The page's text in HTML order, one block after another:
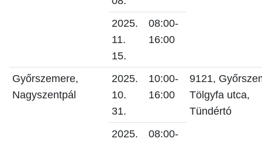
2025.
11.
15.
08:00-
16:00
Győrszemere,
Nagyszentpál
2025.
10.
31.
10:00-
16:00
9121,
Tölgyfa utca,
Tündértó
2025.
08:00-